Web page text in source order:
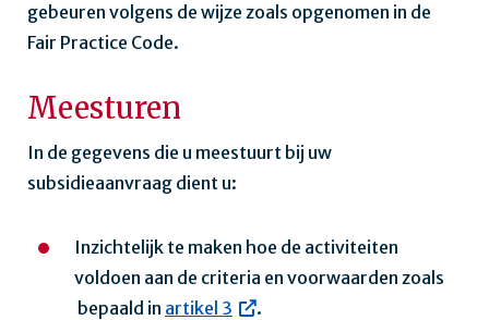
gebeuren volgens de wijze zoals opgenomen in de
Fair Practice Code.
Meesturen
In de gegevens die u meestuurt bij uw
subsidieaanvraag dient u:
Inzichtelijk te maken hoe de activiteiten
voldoen aan de criteria en voorwaarden zoals
bepaald in artikel 3
.